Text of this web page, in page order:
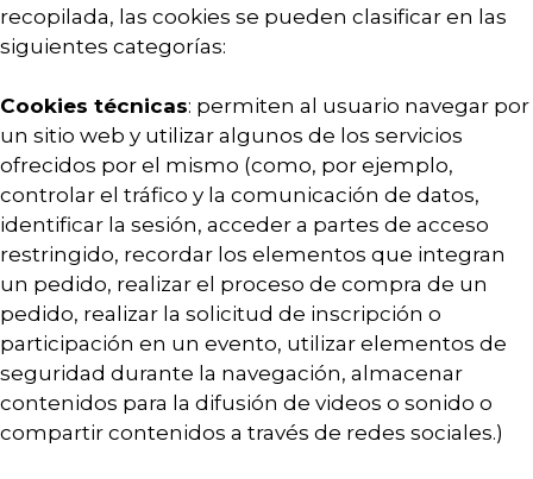
recopilada, las cookies se pueden clasificar en las
siguientes categorías:
Cookies técnicas: permiten al usuario navegar por
un sitio web y utilizar algunos de los servicios
ofrecidos por el mismo (como, por ejemplo,
controlar el tráfico y la comunicación de datos,
identificar la sesión, acceder a partes de acceso
restringido, recordar los elementos que integran
un pedido, realizar el proceso de compra de un
pedido, realizar la solicitud de inscripción o
participación en un evento, utilizar elementos de
seguridad durante la navegación, almacenar
contenidos para la difusión de videos o sonido o
compartir contenidos a través de redes sociales.)